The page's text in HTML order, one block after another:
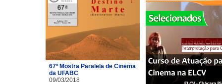
67º Mostra Paralela de Cinema
da UFABC
09/03/2018